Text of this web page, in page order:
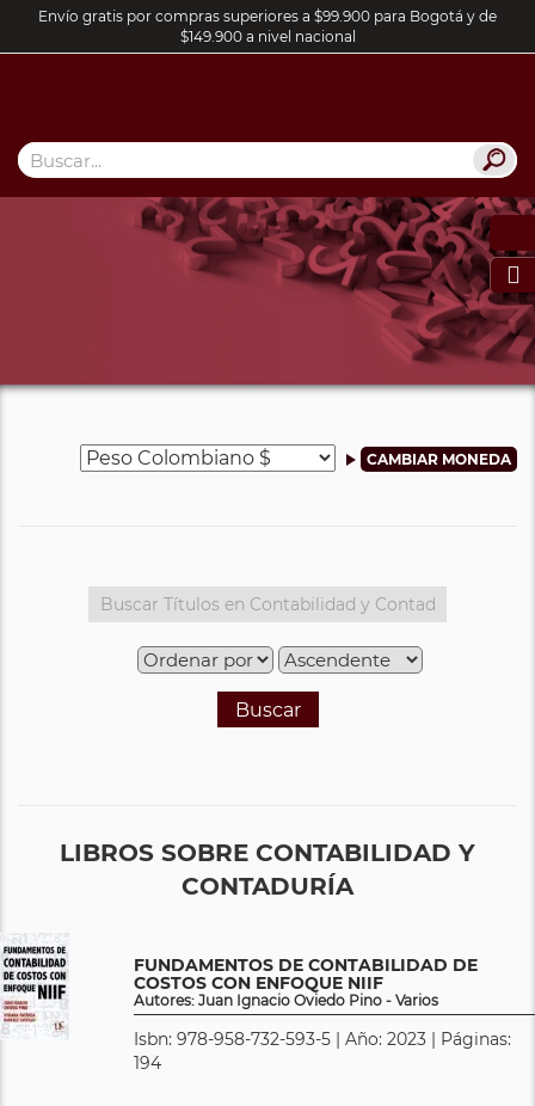
Envío gratis por compras superiores a $99.900 para Bogotá y de
$149.900 a nivel nacional

Buscar
LIBROS SOBRE CONTABILIDAD Y
CONTADURÍA
FUNDAMENTOS DE CONTABILIDAD DE
COSTOS CON ENFOQUE NIIF
Autores: Juan Ignacio Oviedo Pino - Varios
Isbn: 978-958-732-593-5 | Año: 2023 | Páginas:
194